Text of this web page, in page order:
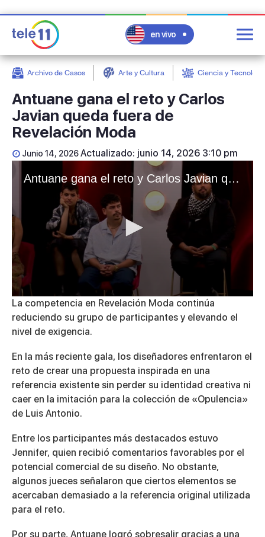
en vivo
Archivo de Casos Arte y Cultura Ciencia y
Antuane gana el reto y Carlos
Javian queda fuera de
Revelación Moda
Junio 14, 2026Actualizado: junio 14, 2026 3:10 pm
Antuane gana el reto y Carlos Javian queda fuera de Revelación Moda
0
seconds
of
7
seconds
La competencia en Revelación Moda continúa
reduciendo su grupo de participantes y elevando el
nivel de exigencia.
En la más reciente gala, los diseñadores enfrentaron el
reto de crear una propuesta inspirada en una
referencia existente sin perder su identidad creativa ni
caer en la imitación para la colección de «Opulencia»
de Luis Antonio.
Entre los participantes más destacados estuvo
Jennifer, quien recibió comentarios favorables por el
potencial comercial de su diseño. No obstante,
algunos jueces señalaron que ciertos elementos se
acercaban demasiado a la referencia original utilizada
para el reto.
Por su parte, Antuane logró sobresalir gracias a una
post